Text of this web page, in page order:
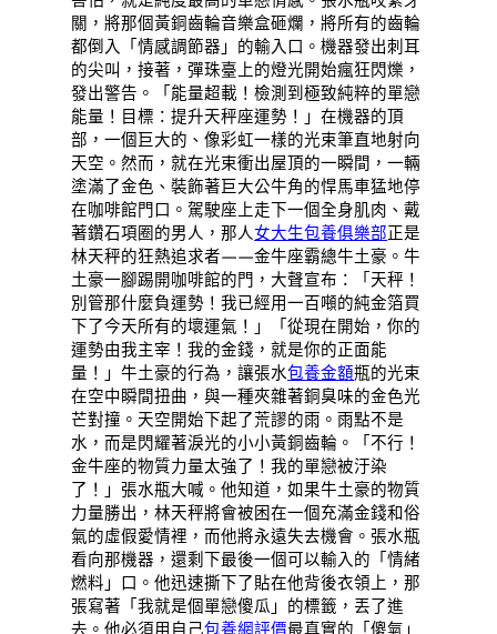
關，將那個黃銅齒輪音樂盒砸爛，將所有的齒輪
都倒入「情感調節器」的輸入口。機器發出刺耳
的尖叫，接著，彈珠臺上的燈光開始瘋狂閃爍，
發出警告。「能量超載！檢測到極致純粹的單戀
能量！目標：提升天秤座運勢！」在機器的頂
部，一個巨大的、像彩虹一樣的光束筆直地射向
天空。然而，就在光束衝出屋頂的一瞬間，一輛
塗滿了金色、裝飾著巨大公牛角的悍馬車猛地停
在咖啡館門口。駕駛座上走下一個全身肌肉、戴
著鑽石項圈的男人，那人女大生包養俱樂部正是
林天秤的狂熱追求者——金牛座霸總牛土豪。牛
土豪一腳踢開咖啡館的門，大聲宣布：「天秤！
別管那什麼負運勢！我已經用一百噸的純金箔買
下了今天所有的壞運氣！」「從現在開始，你的
運勢由我主宰！我的金錢，就是你的正面能
量！」牛土豪的行為，讓張水包養金額瓶的光束
在空中瞬間扭曲，與一種夾雜著銅臭味的金色光
芒對撞。天空開始下起了荒謬的雨。雨點不是
水，而是閃耀著淚光的小小黃銅齒輪。「不行！
金牛座的物質力量太強了！我的單戀被汙染
了！」張水瓶大喊。他知道，如果牛土豪的物質
力量勝出，林天秤將會被困在一個充滿金錢和俗
氣的虛假愛情裡，而他將永遠失去機會。張水瓶
看向那機器，還剩下最後一個可以輸入的「情緒
燃料」口。他迅速撕下了貼在他背後衣領上，那
張寫著「我就是個單戀傻瓜」的標籤，丟了進
去。他必須用自己包養網評價最真實的「傻氣」